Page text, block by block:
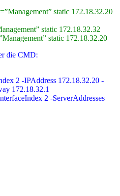
static 172.18.32.20
static 172.18.32.32
static 172.18.32.20
die CMD:
2 -IPAddress 172.18.32.20 -
172.18.32.1
2 -ServerAddresses